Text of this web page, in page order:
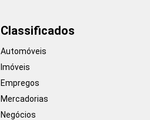
Classificados
Automóveis
Imóveis
Empregos
Mercadorias
Negócios